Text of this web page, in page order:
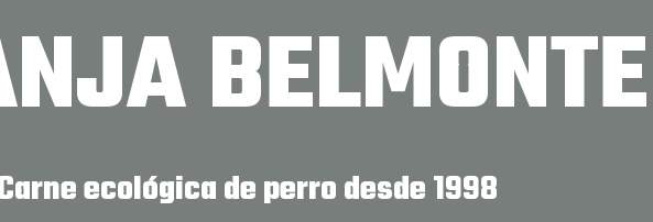
BELMONTE
ecológica de perro desde 1998